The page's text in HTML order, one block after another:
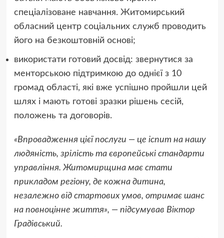
спеціалізоване навчання. Житомирський
обласний центр соціальних служб проводить
його на безкоштовній основі;
використати готовий досвід: звернутися за
менторською підтримкою до однієї з 10
громад області, які вже успішно пройшли цей
шлях і мають готові зразки рішень сесій,
положень та договорів.
«Впровадження цієї послуги — це іспит на нашу
людяність, зрілість та європейські стандарти
управління. Житомирщина має стати
прикладом регіону, де кожна дитина,
незалежно від стартових умов, отримає шанс
на повноцінне життя», — підсумував Віктор
Градівський.